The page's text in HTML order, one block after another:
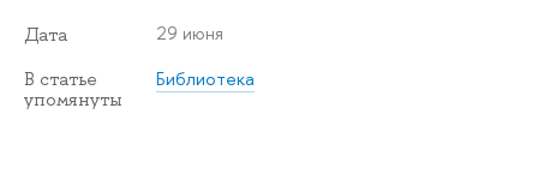
Дата 29 июня
В статье
упомянуты
Библиотека